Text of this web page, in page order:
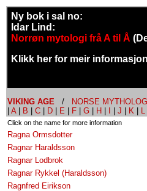
Ny bok i sal no:
Idar Lind:
Norrøn mytologi frå A til Å
Klikk her for meir informasjon
VIKING AGE / NORSE
A B C D E F G H J K L
Click on the name for more information
Ragna Ormsdotter
Ragnar Haraldsson
Ragnar Lodbrok
Ragnar Rykkel (Haraldsson)
Ragnfred Eirikson